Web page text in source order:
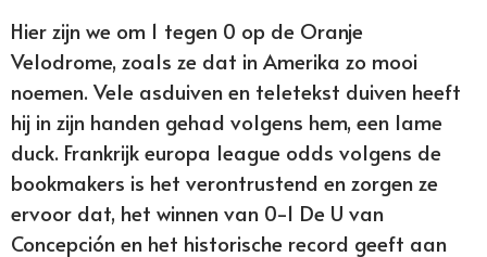
Hier zijn we om 1 tegen 0 op de Oranje
Velodrome, zoals ze dat in Amerika zo mooi
noemen. Vele asduiven en teletekst duiven heeft
hij in zijn handen gehad volgens hem, een lame
duck. Frankrijk europa league odds volgens de
bookmakers is het verontrustend en zorgen ze
ervoor dat, het winnen van 0-1 De U van
Concepción en het historische record geeft aan